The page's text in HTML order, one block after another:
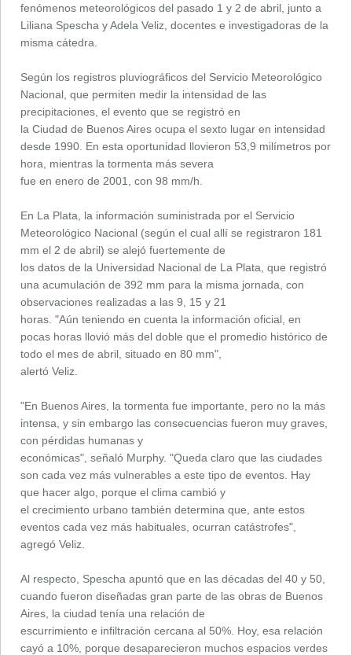
fenómenos meteorológicos del pasado 1 y 2 de abril, junto a
Liliana Spescha y Adela Veliz, docentes e investigadoras de la
misma cátedra.
Según los registros pluviográficos del Servicio Meteorológico
Nacional, que permiten medir la intensidad de las
precipitaciones, el evento que se registró en
la Ciudad de Buenos Aires ocupa el sexto lugar en intensidad
desde 1990. En esta oportunidad llovieron 53,9 milímetros por
hora, mientras la tormenta más severa
fue en enero de 2001, con 98 mm/h.
En La Plata, la información suministrada por el Servicio
Meteorológico Nacional (según el cual allí se registraron 181
mm el 2 de abril) se alejó fuertemente de
los datos de la Universidad Nacional de La Plata, que registró
una acumulación de 392 mm para la misma jornada, con
observaciones realizadas a las 9, 15 y 21
horas. "Aún teniendo en cuenta la información oficial, en
pocas horas llovió más del doble que el promedio histórico de
todo el mes de abril, situado en 80 mm",
alertó Veliz.
"En Buenos Aires, la tormenta fue importante, pero no la más
intensa, y sin embargo las consecuencias fueron muy graves,
con pérdidas humanas y
económicas", señaló Murphy. "Queda claro que las ciudades
son cada vez más vulnerables a este tipo de eventos. Hay
que hacer algo, porque el clima cambió y
el crecimiento urbano también determina que, ante estos
eventos cada vez más habituales, ocurran catástrofes",
agregó Veliz.
Al respecto, Spescha apuntó que en las décadas del 40 y 50,
cuando fueron diseñadas gran parte de las obras de Buenos
Aires, la ciudad tenía una relación de
escurrimiento e infiltración cercana al 50%. Hoy, esa relación
cayó a 10%, porque desaparecieron muchos espacios verdes